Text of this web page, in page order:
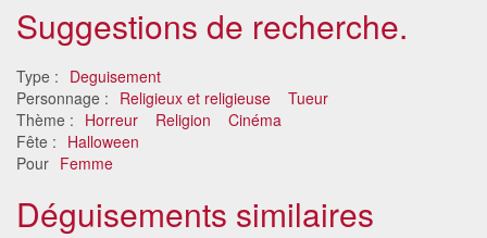
Suggestions de recherche.
Type : Deguisement
Personnage : Religieux et religieuse
Tueur
Thème : Horreur Religion
Cinéma
Fête : Halloween
Pour Femme
Déguisements similaires